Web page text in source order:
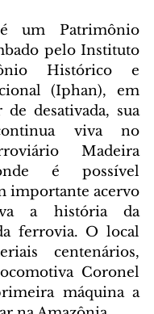
um Patrimônio
pelo Instituto
Histórico e
(Iphan), em
de desativada, sua
viva no
Madeira
é possível
importante acervo
a história da
ferrovia. O local
centenários,
Coronel
máquina a